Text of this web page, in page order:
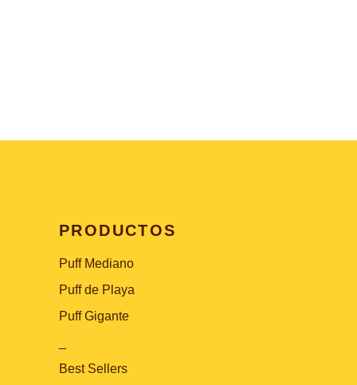
PRODUCTOS
Puff Mediano
Puff de Playa
Puff Gigante
Best Sellers